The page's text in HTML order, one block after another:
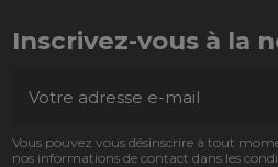
Inscrivez-vous à la
Vous pouvez vous désinscrire à tout
nos informations de contact dans les